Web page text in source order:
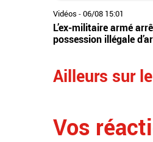
Vidéos -06/08 15:01
L’ex-militaire armé
possession illégale
Ailleurs sur
Vos